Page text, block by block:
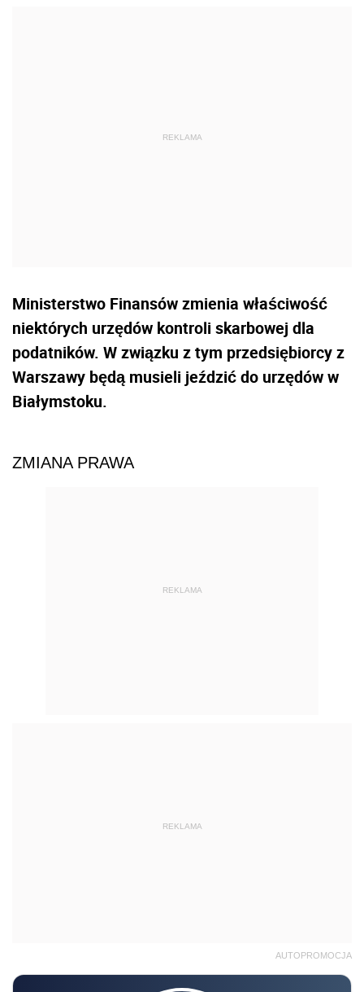
Ministerstwo Finansów zmienia właściwość
niektórych urzędów kontroli skarbowej dla
podatników. W związku z tym przedsiębiorcy z
Warszawy będą musieli jeździć do urzędów w
Białymstoku.
ZMIANA PRAWA
REKLAMA
REKLAMA
AUTOPROMOCJA